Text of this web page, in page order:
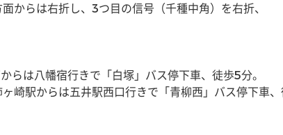
からは右折し、3つ目の信号（千種中角）を右折、
らは八幡宿行きで「白塚」バス停下車、徒歩5分。
崎駅からは五井駅西口行きで「青柳西」バス停下車、